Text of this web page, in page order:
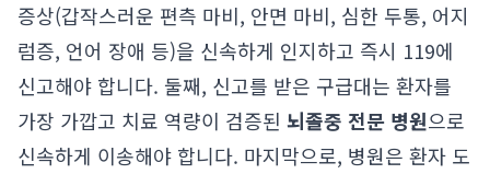
증상(갑작스러운 편측 마비, 안면 마비, 심한 두통, 어지
럼증, 언어 장애 등)을 신속하게 인지하고 즉시 119에
신고해야 합니다. 둘째, 신고를 받은 구급대는 환자를
가장 가깝고 치료 역량이 검증된 뇌졸중 전문 병원으로
신속하게 이송해야 합니다. 마지막으로, 병원은 환자 도